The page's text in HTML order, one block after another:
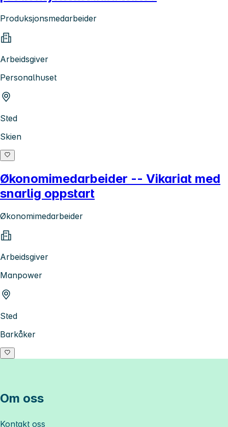
Produksjonsmedarbeider
Arbeidsgiver
Personalhuset
Sted
Skien
Økonomimedarbeider -- Vikariat med
snarlig oppstart
Økonomimedarbeider
Arbeidsgiver
Manpower
Sted
Barkåker
Om oss
Kontakt oss